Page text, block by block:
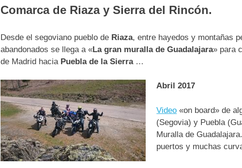
Comarca de Riaza y Sierra del Rincón.
Desde el segoviano pueblo de Riaza, entre hayedos y montañas
abandonados se llega a «La gran muralla de Guadalajara» para
de Madrid hacia Puebla de la Sierra…
Abril 2017
Video «on board» de
(Segovia) y Puebla
Muralla de
puertos y muchas